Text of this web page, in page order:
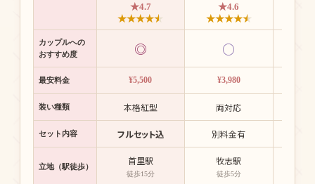
★4.7
★★★★★
★4.6
★★★★★
カップルへの
おすすめ度
◎ ○
最安料金 ¥5,500 ¥3,980
装い種類 本格紅型 両対応
セット内容 フルセット込 別料金有
立地（駅徒歩） 首里駅
徒歩15分
牧志駅
徒歩5分